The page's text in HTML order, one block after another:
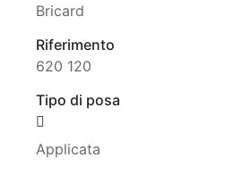
Bricard
Riferimento
620 120
Tipo di posa
Applicata